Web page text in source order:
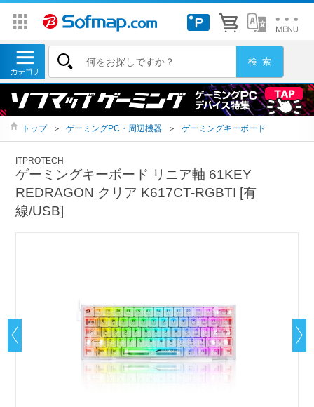
トップ ＞ ゲーミングPC・周辺機器 ＞ ゲーミングキーボード
ITPROTECH
ゲーミングキーボード リニア軸 61KEY
REDRAGON クリア K617CT-RGBTI [有
線/USB]